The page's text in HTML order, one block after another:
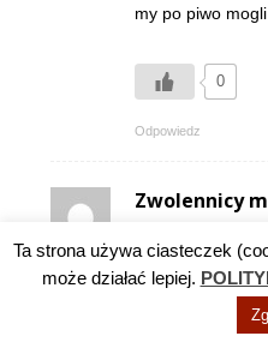
my po piwo
0
Odpowiedz
Zwolennicy
po co się tak
tym
pretekstów by
krzywym
Ta strona używa ciasteczek
może działać lepiej.